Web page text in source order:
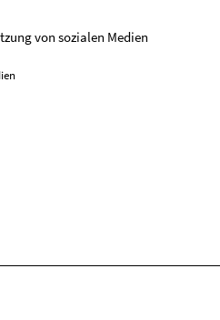
von sozialen Medien